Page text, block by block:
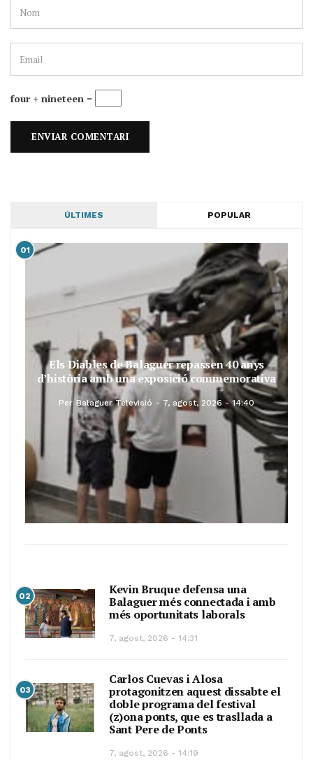
four + nineteen =
ÚLTIMES POPULAR
01
Els Diables de Balaguer repassen 40 anys
d’història amb una exposició commemorativa
Per Balaguer Televisió 7, agost, 2026 - 14:40
02
Kevin Bruque defensa una
Balaguer més connectada i amb
més oportunitats laborals
7, agost, 2026 - 14:31
03
Carlos Cuevas i Alosa
protagonitzen aquest dissabte el
doble programa del festival
(z)ona ponts, que es trasllada a
Sant Pere de Ponts
7, agost, 2026 - 14:19